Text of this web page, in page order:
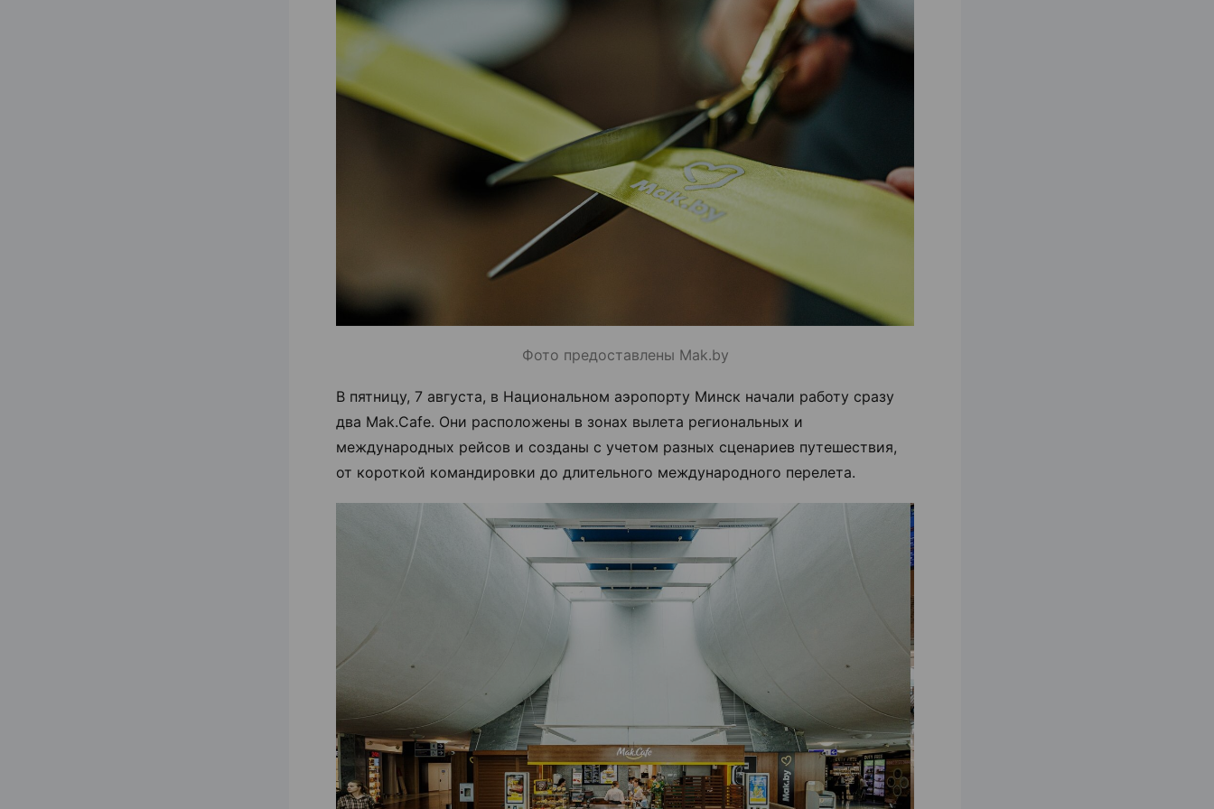
Фото предоставлены Mak.by
В пятницу, 7 августа, в Национальном аэропорту Минск начали работу сразу
два Mak.Cafe. Они расположены в зонах вылета региональных и
международных рейсов и созданы с учетом разных сценариев путешествия,
от короткой командировки до длительного международного перелета.